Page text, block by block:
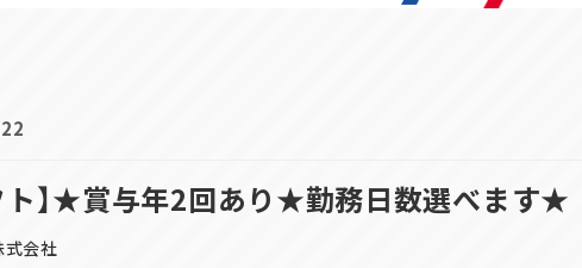
ト】★賞与年2回あり★勤務日数選べます★
式会社